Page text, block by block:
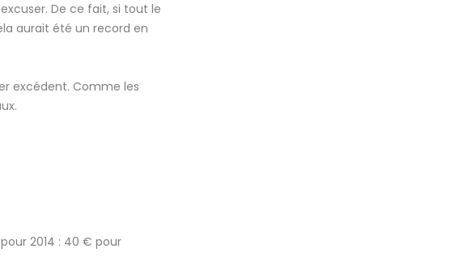
De ce fait, si tout le
aurait été un record en
excédent. Comme les
2014 : 40 € pour